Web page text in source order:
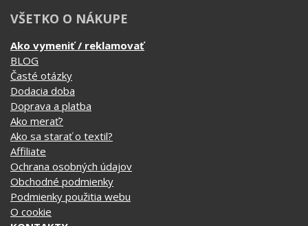
VŠETKO O NÁKUPE
Ako vymeniť / reklamovať
BLOG
Časté otázky
Dodacia doba
Doprava a platba
Ako merať?
Ako sa starať o textil?
Affiliate
Ochrana osobných údajov
Obchodné podmienky
Podmienky použitia webu
O cookie